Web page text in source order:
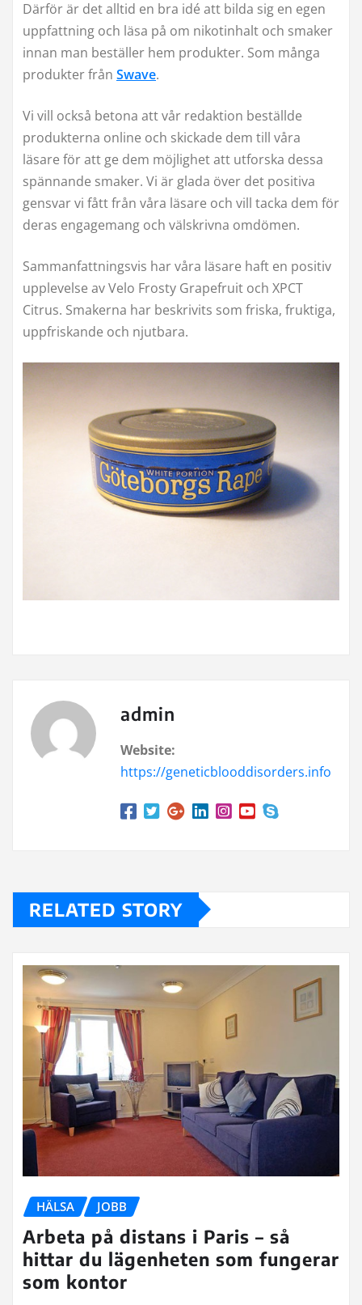
Därför är det alltid en bra idé att bilda sig en egen
uppfattning och läsa på om nikotinhalt och smaker
innan man beställer hem produkter. Som många
produkter från Swave.
Vi vill också betona att vår redaktion beställde
produkterna online och skickade dem till våra
läsare för att ge dem möjlighet att utforska dessa
spännande smaker. Vi är glada över det positiva
gensvar vi fått från våra läsare och vill tacka dem för
deras engagemang och välskrivna omdömen.
Sammanfattningsvis har våra läsare haft en positiv
upplevelse av Velo Frosty Grapefruit och XPCT
Citrus. Smakerna har beskrivits som friska, fruktiga,
uppfriskande och njutbara.
admin
Website:
https://geneticblooddisorders.info
RELATED STORY
HÄLSA JOBB
Arbeta på distans i Paris – så
hittar du lägenheten som fungerar
som kontor